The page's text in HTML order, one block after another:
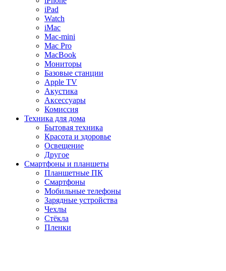
iPad
Watch
iMac
Mac-mini
Mac Pro
MacBook
Мониторы
Базовые станции
Apple TV
Акустика
Аксессуары
Комиссия
Техника для дома
Бытовая техника
Красота и здоровье
Освещение
Другое
Смартфоны и планшеты
Планшетные ПК
Смартфоны
Мобильные телефоны
Зарядные устройства
Чехлы
Стёкла
Пленки